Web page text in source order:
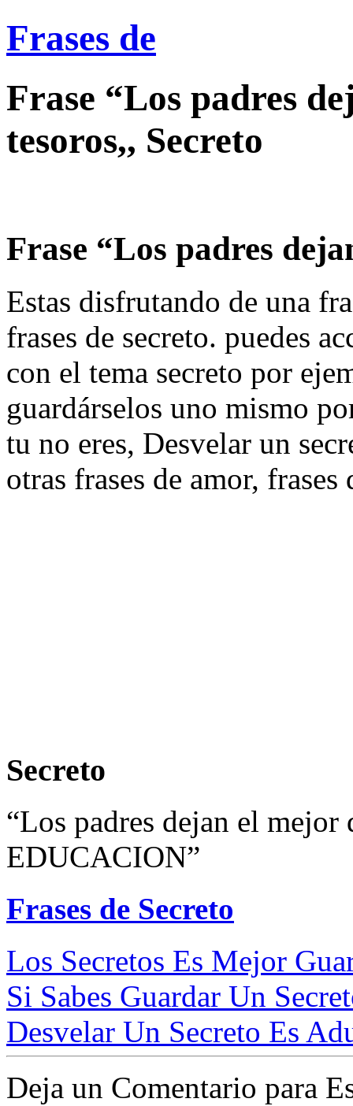
Frases de
Frase “Los padres
tesoros,, Secreto
Frase “Los padres
Estas disfrutando de una
frases de secreto. puedes
con el tema secreto por
guardárselos uno mismo
tu no eres, Desvelar un
otras frases de amor,
Secreto
“Los padres dejan el
EDUCACION”
Frases de Secreto
Los Secretos Es Mejor
Si Sabes Guardar Un
Desvelar Un Secreto Es
Deja un Comentario para